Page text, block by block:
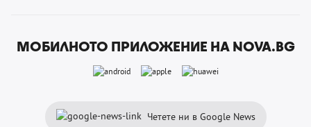
МОБИЛНОТО ПРИЛОЖЕНИЕ НА NOVA.BG
Четете ни в Google News